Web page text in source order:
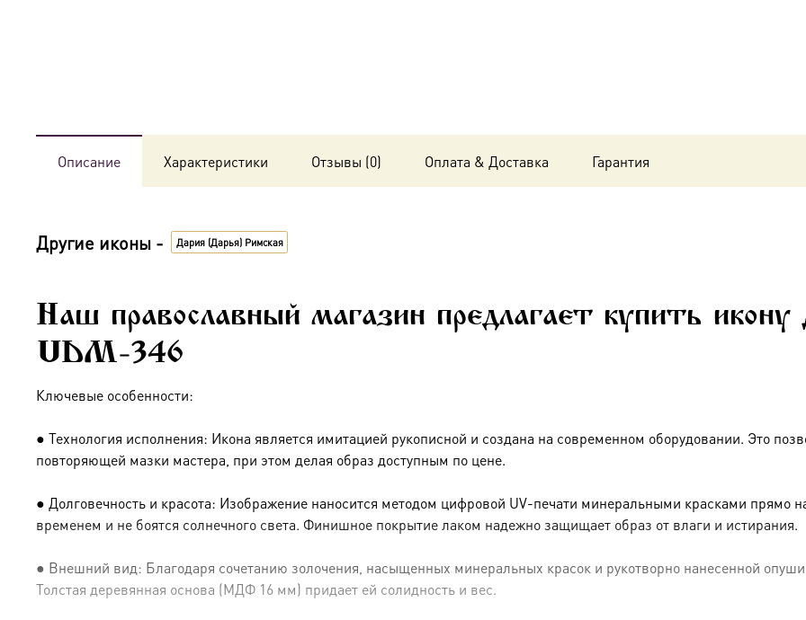
Описание Характеристики Отзывы (0) Оплата & Доставка Гарантия
Другие иконы - Дария (Дарья) Римская
Наш православный магазин предлагает купить
UDM-346
Ключевые особенности:
● Технология исполнения: Икона является имитацией рукописной и создана на современном оборудовании. Это
повторяющей мазки мастера, при этом делая образ доступным по цене.
● Долговечность и красота: Изображение наносится методом цифровой UV-печати минеральными красками прямо
временем и не боятся солнечного света. Финишное покрытие лаком надежно защищает образ от влаги и истирания.
● Внешний вид: Благодаря сочетанию золочения, насыщенных минеральных красок и рукотворно нанесенной опуши
Толстая деревянная основа (МДФ 16 мм) придает ей солидность и вес.